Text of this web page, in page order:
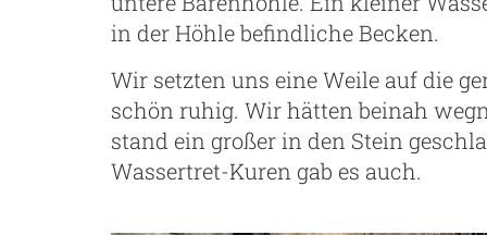
in der Höhle befindliche Becken.
Wir setzten uns eine Weile auf die
schön ruhig. Wir hätten beinah
stand ein großer in den Stein
Wassertret-Kuren gab es auch.